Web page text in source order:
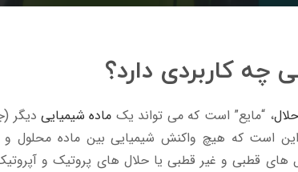
چه کاربردی دارد؟
حلال، “مایع” است که می تواند یک ماده شیمیایی دیگر
است که هیچ واکنش شیمیایی بین ماده محلول و
های قطبی و غیر قطبی یا حلال های پروتیک و